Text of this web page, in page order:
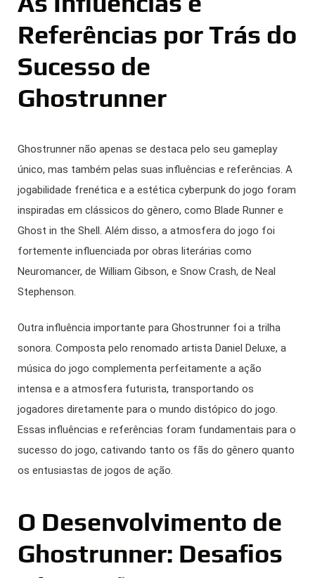
Referências por Trás do
Sucesso de
Ghostrunner
Ghostrunner não apenas se destaca pelo seu gameplay
único, mas também pelas suas influências e referências. A
jogabilidade frenética e a estética cyberpunk do jogo foram
inspiradas em clássicos do gênero, como Blade Runner e
Ghost in the Shell. Além disso, a atmosfera do jogo foi
fortemente influenciada por obras literárias como
Neuromancer, de William Gibson, e Snow Crash, de Neal
Stephenson.
Outra influência importante para Ghostrunner foi a trilha
sonora. Composta pelo renomado artista Daniel Deluxe, a
música do jogo complementa perfeitamente a ação
intensa e a atmosfera futurista, transportando os
jogadores diretamente para o mundo distópico do jogo.
Essas influências e referências foram fundamentais para o
sucesso do jogo, cativando tanto os fãs do gênero quanto
os entusiastas de jogos de ação.
O Desenvolvimento de
Ghostrunner: Desafios